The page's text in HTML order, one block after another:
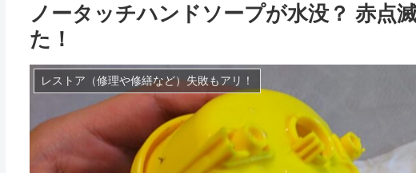
ノータッチハンドソープが水没？ 赤点
た！
レストア（修理や修繕など）失敗もアリ！